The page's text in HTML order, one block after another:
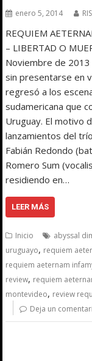
enero 5, 2014
REQUIEM
– LIBERTAD O
Noviembre de
sin presentarse en
regresó a los
sudamericana que
Uruguay. El motivo
lanzamientos del
Fabián Redondo
Romero Sum
residiendo en…
LEER MÁS
Inicio abyssal
uruguayo, requiem
requiem aeternam
review, requiem
montevideo, review
Deja un